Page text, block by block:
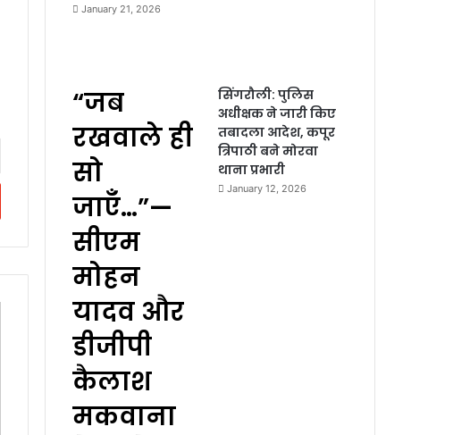
January 21, 2026
“जब
रखवाले ही
सो
जाएँ…”—
सीएम
मोहन
यादव और
डीजीपी
कैलाश
मकवाना
सिंगरौली: पुलिस
अधीक्षक ने जारी किए
तबादला आदेश, कपूर
त्रिपाठी बने मोरवा
थाना प्रभारी
January 12, 2026